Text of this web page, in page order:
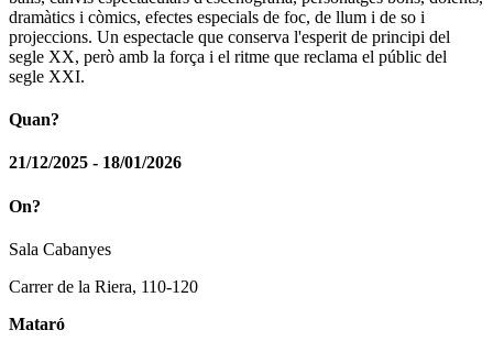
dramàtics i còmics, efectes especials de foc, de llum i de so i
projeccions. Un espectacle que conserva l'esperit de principi del
segle XX, però amb la força i el ritme que reclama el públic del
segle XXI.
Quan?
21/12/2025 - 18/01/2026
On?
Sala Cabanyes
Carrer de la Riera, 110-120
Mataró